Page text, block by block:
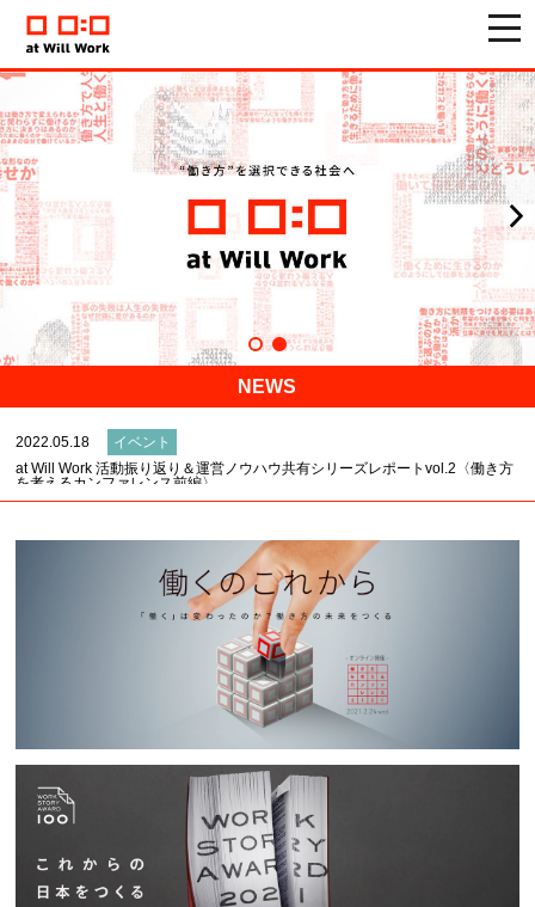
NEWS
1
2
6
2022.05.18
イベント
at Will Work 活動振り返り＆運営ノウハウ共有シリーズレポートvol.2〈働き方
を考えるカンファレンス前編〉
イベント
デロイト トーマツ コンサルティング社との共同調査セミナーを開催『ワーク
スタイル変革の実態〜人的資本経営の実践に向けて〜』
【開催レポート】どうなる、働き方？非財務情報における人的資本マネジメン
at Will Work 活動振り返り＆運営ノウハウ共有シリーズレポートvol.4〈Work
Story Award編〉
2022.05.19
at Will Work 活動振り返り＆運営ノウハウ共有シリーズレポートvol.3〈働き方
を考えるカンファレンス後編〉
2022.05.18
イベント
at Will Work 活動振り返り＆運営ノウハウ共有シリーズレポートvol.2〈働き方
を考えるカンファレンス前編〉
2022年5月20日をもって、at Will Workの活動を終了しました。